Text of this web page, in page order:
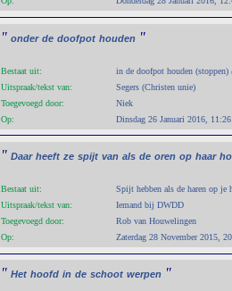
" onder de doofpot houden "
Bestaat uit:
in de doofpot houden (stoppen)
Uitspraak/tekst van:
Segers (Christen unie)
Toegevoegd door:
Niek
Op:
Dinsdag 26 Januari 2016, 11:26
" Daar heeft ze spijt van als de oren op haar
Bestaat uit:
Spijt hebben als de haren op je
Uitspraak/tekst van:
Iemand bij DWDD
Toegevoegd door:
Rob van Houwelingen
Op:
Zaterdag 28 November 2015,
" Het hoofd in de schoot werpen "